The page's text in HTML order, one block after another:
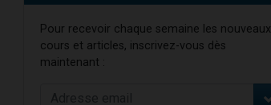
Pour recevoir chaque semaine les nouveaux
cours et articles, inscrivez-vous dès
maintenant :